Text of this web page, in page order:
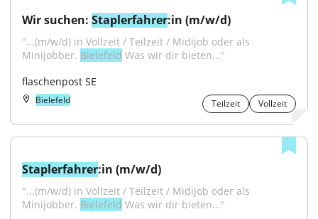
Wir suchen: Staplerfahrer:in (m/w/d)
"...(m/w/d) in Vollzeit / Teilzeit / Midijob oder als
Minijobber. Bielefeld Was wir dir bieten..."
flaschenpost SE
Bielefeld Teilzeit Vollzeit
Staplerfahrer:in (m/w/d)
"...(m/w/d) in Vollzeit / Teilzeit / Midijob oder als
Minijobber. Bielefeld Was wir dir bieten..."